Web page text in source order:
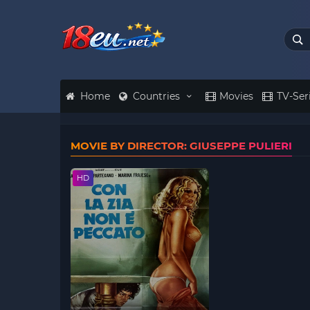
Home Countries Movies TV-
MOVIE BY DIRECTOR: GIUSEPPE PULIERI
HD